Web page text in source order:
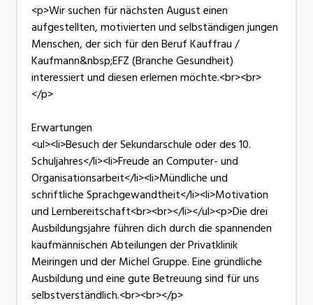
<p>Wir suchen für nächsten August einen
aufgestellten, motivierten und selbständigen jungen
Menschen, der sich für den Beruf Kauffrau /
Kaufmann&nbsp;EFZ (Branche Gesundheit)
interessiert und diesen erlernen möchte.<br><br>
</p>
Erwartungen
<ul><li>Besuch der Sekundarschule oder des 10.
Schuljahres</li><li>Freude an Computer- und
Organisationsarbeit</li><li>Mündliche und
schriftliche Sprachgewandtheit</li><li>Motivation
und Lernbereitschaft<br><br></li></ul><p>Die drei
Ausbildungsjahre führen dich durch die spannenden
kaufmännischen Abteilungen der Privatklinik
Meiringen und der Michel Gruppe. Eine gründliche
Ausbildung und eine gute Betreuung sind für uns
selbstverständlich.<br><br></p>